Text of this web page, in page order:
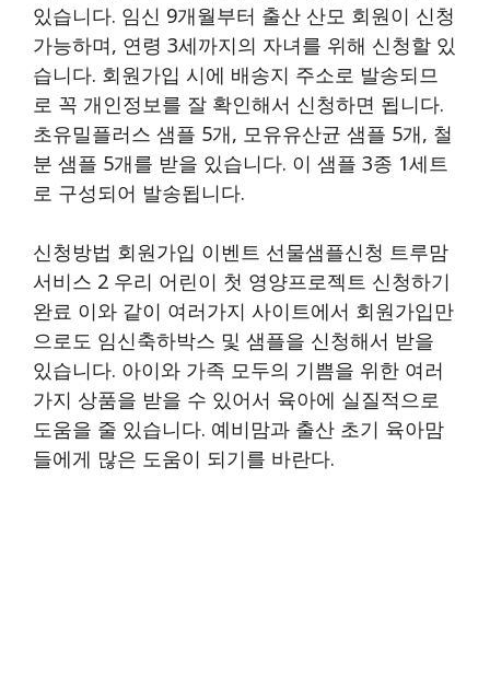
있습니다. 임신 9개월부터 출산 산모 회원이 신청
가능하며, 연령 3세까지의 자녀를 위해 신청할 있
습니다. 회원가입 시에 배송지 주소로 발송되므
로 꼭 개인정보를 잘 확인해서 신청하면 됩니다.
초유밀플러스 샘플 5개, 모유유산균 샘플 5개, 철
분 샘플 5개를 받을 있습니다. 이 샘플 3종 1세트
로 구성되어 발송됩니다.
신청방법 회원가입 이벤트 선물샘플신청 트루맘
서비스 2 우리 어린이 첫 영양프로젝트 신청하기
완료 이와 같이 여러가지 사이트에서 회원가입만
으로도 임신축하박스 및 샘플을 신청해서 받을
있습니다. 아이와 가족 모두의 기쁨을 위한 여러
가지 상품을 받을 수 있어서 육아에 실질적으로
도움을 줄 있습니다. 예비맘과 출산 초기 육아맘
들에게 많은 도움이 되기를 바란다.